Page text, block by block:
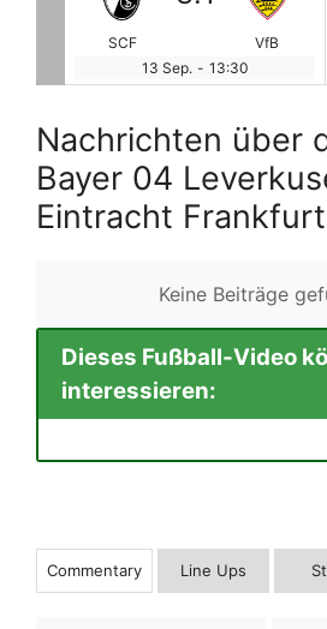
VfL
EFFzeh
13 Sep. - 13:30
Nachrichten über
Bayer 04
Eintracht Frankfurt
Keine Beiträge
Dieses Fußball-Video
interessieren:
Commentary Line Ups